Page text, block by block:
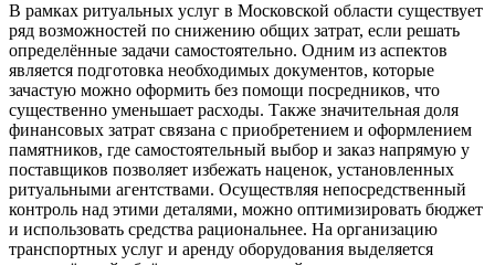
В рамках ритуальных услуг в Московской области существует
ряд возможностей по снижению общих затрат, если решать
определённые задачи самостоятельно. Одним из аспектов
является подготовка необходимых документов, которые
зачастую можно оформить без помощи посредников, что
существенно уменьшает расходы. Также значительная доля
финансовых затрат связана с приобретением и оформлением
памятников, где самостоятельный выбор и заказ напрямую у
поставщиков позволяет избежать наценок, установленных
ритуальными агентствами. Осуществляя непосредственный
контроль над этими деталями, можно оптимизировать бюджет
и использовать средства рациональнее. На организацию
транспортных услуг и аренду оборудования выделяется